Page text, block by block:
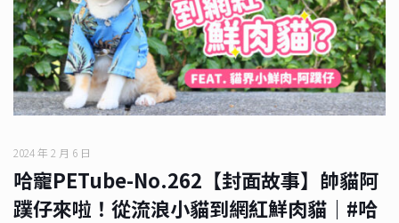
2024 年 2 月 6 日
哈寵PETube-No.262【封面故事】帥貓阿
蹼仔來啦！從流浪小貓到網紅鮮肉貓｜#哈